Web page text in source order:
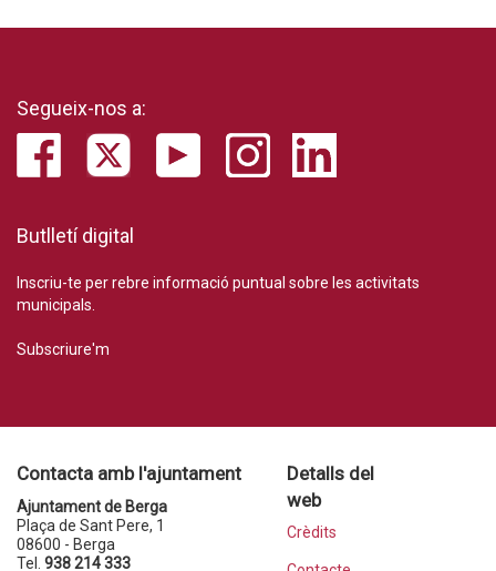
Segueix-nos a:
Butlletí digital
Inscriu-te per rebre informació puntual sobre les activitats
municipals.
Subscriure'm
Contacta amb l'ajuntament
Ajuntament de Berga
Plaça de Sant Pere, 1
08600 - Berga
Tel. 938 214 333
Detalls del
web
Crèdits